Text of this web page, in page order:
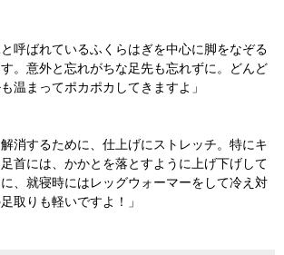
と呼ばれているふくらはぎを中心に脚をなぞる
。意外と忘れがちな足先も忘れずに。どんど
温まってポカポカしてきますよ」
解消するために、仕上げにストレッチ。特にキ
首には、かかとを落とすように上げ下げして
、就寝時にはレッグウォーマーをして冷え対
取りも軽いですよ！」